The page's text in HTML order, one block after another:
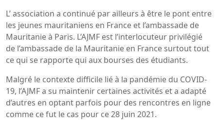
L’ association a continué par ailleurs à être le pont entre
les jeunes mauritaniens en France et l’ambassade de
Mauritanie à Paris. L’AJMF est l’interlocuteur privilégié
de l’ambassade de la Mauritanie en France surtout tout
ce qui se rapporte qui aux bourses des étudiants.
Malgré le contexte difficile lié à la pandémie du COVID-
19, l’AJMF a su maintenir certaines activités et a adapté
d’autres en optant parfois pour des rencontres en ligne
comme ce fut le cas pour ce 28 juin 2021.